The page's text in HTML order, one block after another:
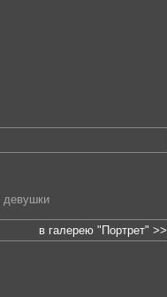
девушки
в галерею "Портрет" >>